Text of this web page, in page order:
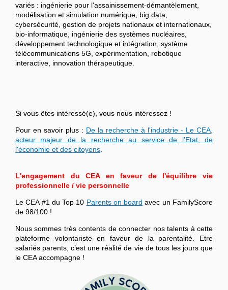
variés : ingénierie pour l'assainissement-démantèlement,
modélisation et simulation numérique, big data,
cybersécurité, gestion de projets nationaux et internationaux,
bio-informatique, ingénierie des systèmes nucléaires,
développement technologique et intégration, système
télécommunications 5G, expérimentation, robotique
interactive, innovation thérapeutique.
Si vous êtes intéressé(e), vous nous intéressez !
Pour en savoir plus : De la recherche à l'industrie - Le CEA,
acteur majeur de la recherche au service de l'Etat, de
l'économie et des citoyens
L'engagement du CEA en faveur de l'équilibre vie
professionnelle / vie personnelle
Le CEA #1 du Top 10 Parents on board avec un FamilyScore
de 98/100 !
Nous sommes très contents de connecter nos talents à cette
plateforme volontariste en faveur de la parentalité. Etre
salariés parents, c’est une réalité de vie de tous les jours que
le CEA accompagne !